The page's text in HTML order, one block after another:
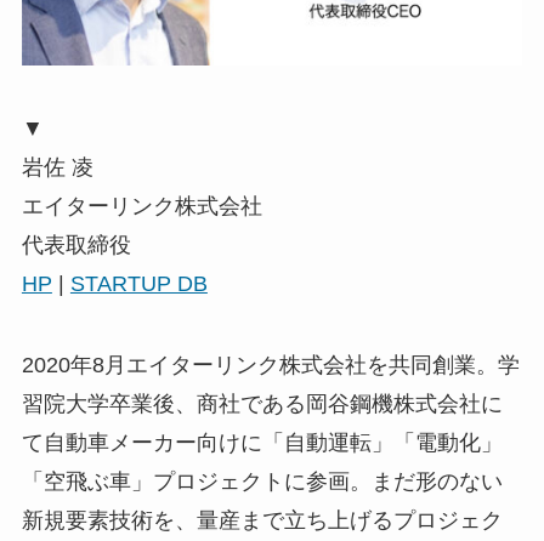
▼
岩佐 凌
エイターリンク株式会社
代表取締役
HP | STARTUP DB
2020年8月エイターリンク株式会社を共同創業。学
習院大学卒業後、商社である岡谷鋼機株式会社に
て自動車メーカー向けに「自動運転」「電動化」
「空飛ぶ車」プロジェクトに参画。まだ形のない
新規要素技術を、量産まで立ち上げるプロジェク